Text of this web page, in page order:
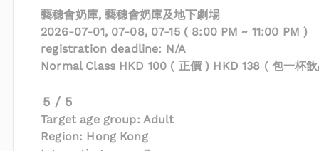
藝穗會奶庫, 藝穗會奶庫及地下劇場
2026-07-01, 07-08, 07-15 ( 8:00 PM ~ 11:00 PM )
registration deadline: N/A
Normal Class HKD 100 ( 正價 ) HKD 138 ( 包一杯
5 / 5
Target age group: Adult
Region: Hong Kong